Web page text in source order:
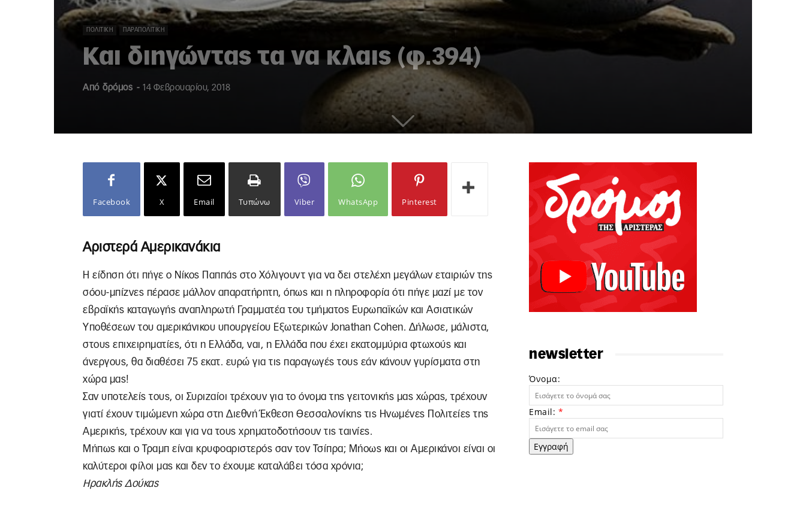
ΠΟΛΙΤΙΚΉ ΠΑΡΑΠΟΛΙΤΙΚΉ
Και διηγώντας τα να κλαις (φ.394)
Από δρόμος - 14 Φεβρουαρίου, 2018
Facebook X Email Τυπώνω Viber WhatsApp Pinterest
Αριστερά Αμερικανάκια
Η είδηση ότι πήγε ο Νίκος Παππάς στο Χόλιγουντ για να δει στελέχη μεγάλων εταιριών της
σόου-μπίζνες πέρασε μάλλον απαρατήρητη, όπως και η πληροφορία ότι πήγε μαζί με τον
εβραϊκής καταγωγής αναπληρωτή Γραμματέα του τμήματος Ευρωπαϊκών και Ασιατικών
Υποθέσεων του αμερικάνικου υπουργείου Εξωτερικών Jonathan Cohen. Δήλωσε, μάλιστα,
στους επιχειρηματίες, ότι η Ελλάδα, ναι, η Ελλάδα που έχει εκατομμύρια φτωχούς και
άνεργους, θα διαθέσει 75 εκατ. ευρώ για τις παραγωγές τους εάν κάνουν γυρίσματα στη
χώρα μας!
Σαν υποτελείς τους, οι Συριζαίοι τρέχουν για το όνομα της γειτονικής μας χώρας, τρέχουν
γιατί έχουν τιμώμενη χώρα στη Διεθνή Έκθεση Θεσσαλονίκης τις Ηνωμένες Πολιτείες της
Αμερικής, τρέχουν και για να τους χρηματοδοτήσουν τις ταινίες.
Μήπως και ο Τραμπ είναι κρυφοαριστερός σαν τον Τσίπρα; Μήοως και οι Αμερικάνοι είναι οι
καλύτεροι φίλοι μας και δεν το έχουμε καταλάβει τόσα χρόνια;
Ηρακλής Δούκας
newsletter
Όνομα:
Email: *
Εγγραφή